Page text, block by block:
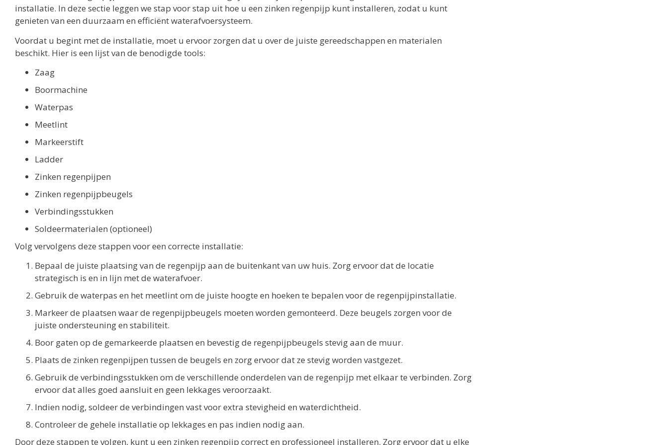
installatie. In deze sectie leggen we stap voor stap uit hoe u een zinken regenpijp kunt installeren, zodat u kunt
genieten van een duurzaam en efficiënt waterafvoersysteem.
Voordat u begint met de installatie, moet u ervoor zorgen dat u over de juiste gereedschappen en materialen
beschikt. Hier is een lijst van de benodigde tools:
Zaag
Boormachine
Waterpas
Meetlint
Markeerstift
Ladder
Zinken regenpijpen
Zinken regenpijpbeugels
Verbindingsstukken
Soldeermaterialen (optioneel)
Volg vervolgens deze stappen voor een correcte installatie:
Bepaal de juiste plaatsing van de regenpijp aan de buitenkant van uw huis. Zorg ervoor dat de locatie
strategisch is en in lijn met de waterafvoer.
Gebruik de waterpas en het meetlint om de juiste hoogte en hoeken te bepalen voor de regenpijpinstallatie.
Markeer de plaatsen waar de regenpijpbeugels moeten worden gemonteerd. Deze beugels zorgen voor de
juiste ondersteuning en stabiliteit.
Boor gaten op de gemarkeerde plaatsen en bevestig de regenpijpbeugels stevig aan de muur.
Plaats de zinken regenpijpen tussen de beugels en zorg ervoor dat ze stevig worden vastgezet.
Gebruik de verbindingsstukken om de verschillende onderdelen van de regenpijp met elkaar te verbinden. Zorg
ervoor dat alles goed aansluit en geen lekkages veroorzaakt.
Indien nodig, soldeer de verbindingen vast voor extra stevigheid en waterdichtheid.
Controleer de gehele installatie op lekkages en pas indien nodig aan.
Door deze stappen te volgen, kunt u een zinken regenpijp correct en professioneel installeren. Zorg ervoor dat u elke